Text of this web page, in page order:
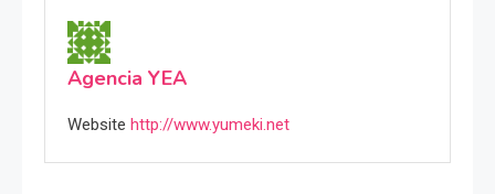
Agencia YEA
Website http://www.yumeki.net